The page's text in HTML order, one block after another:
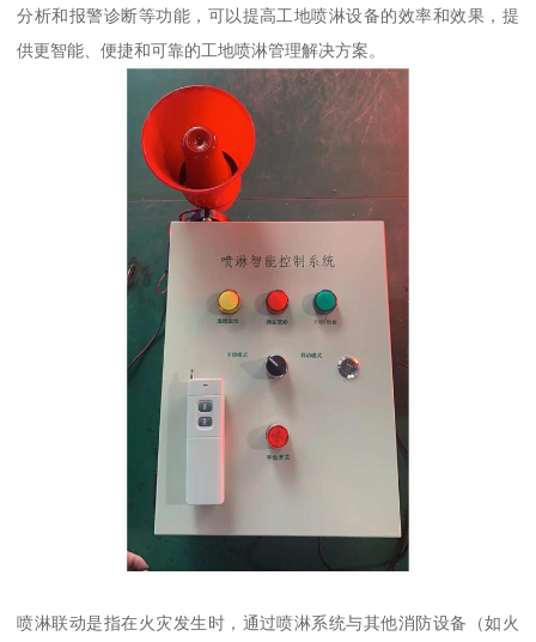
分析和报警诊断等功能，可以提高工地喷淋设备的效率和效果，提
供更智能、便捷和可靠的工地喷淋管理解决方案。
喷淋联动是指在火灾发生时，通过喷淋系统与其他消防设备（如火